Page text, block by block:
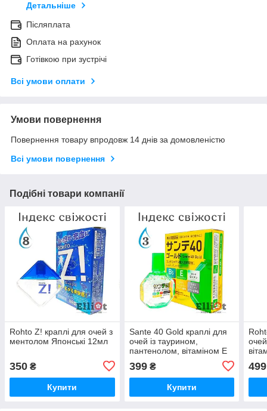
Детальніше
Післяплата
Оплата на рахунок
Готівкою при зустрічі
Всі умови оплати
Умови повернення
Повернення товару впродовж 14 днів за домовленістю
Всі умови повернення
Подібні товари компанії
Rohto Z! краплі для очей з
ментолом Японські 12мл
350 ₴
Купити
Sante 40 Gold краплі для
очей із таурином,
пантенолом, вітаміном E
399₴
Купити
499